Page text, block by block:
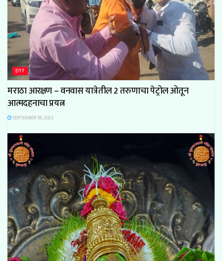
इतर
मराठा आरक्षण – वनवास यात्रेतील 2 तरुणाचा पेट्रोल ओतून
आत्मदहनाचा प्रयत्न
SEPTEMBER 18, 2023